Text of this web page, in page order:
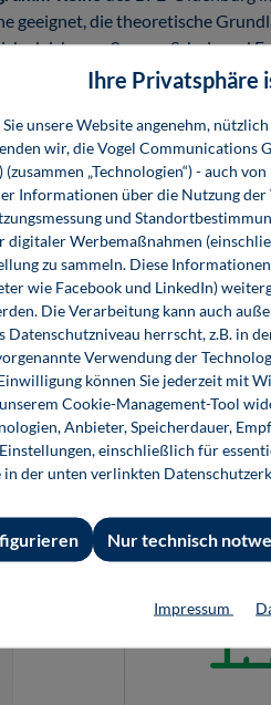
geeignet, die theoretische
gleichermaßen zur Schul- und
leicht erarbeiten. Alle
am Bildschirm zu vermeiden.
VieleAnimationen,
erfolgen immer
Auffinden von behandelten
eine Historie der zuletzt
einen 25-
Sie unter folgendem Link
Ihre Privatsphäre
unsere Website angenehm,
wir, die Vogel Communications
„Technologien“) - auch
Informationen über die Nutzung der
und
digitaler Werbemaßnahmen
zu sammeln. Diese
wie Facebook und LinkedIn)
Die Verarbeitung kann auch
Datenschutzniveau herrscht, z.B. in
Verwendung der
können Sie jederzeit mit
Cookie-Management-Tool
Anbieter, Speicherdauer,
einschließlich für
in der unten verlinkten
Nur technisch
Impressum